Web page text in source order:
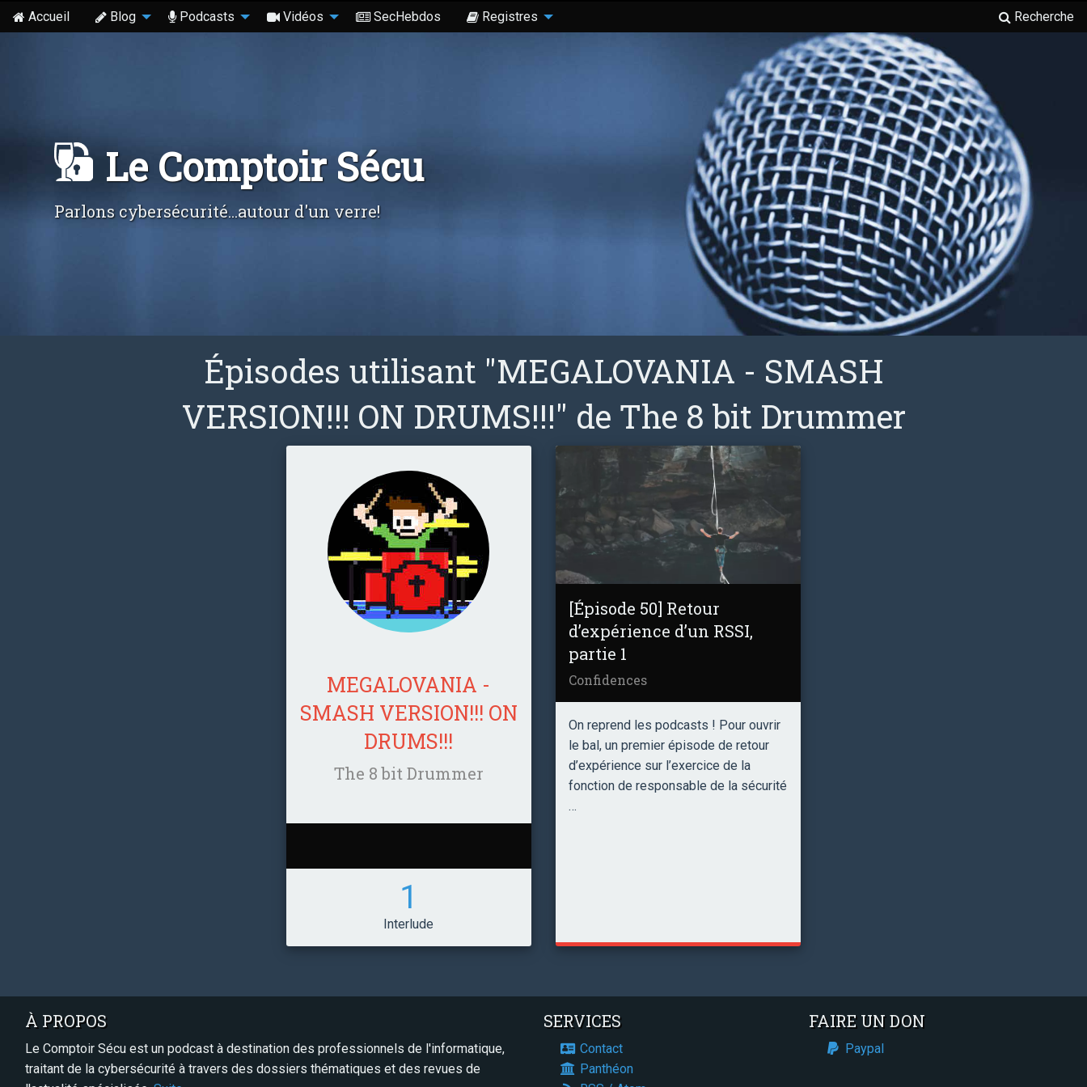
Accueil Blog Podcasts Vidéos SecHebdos Registres Recherche
Le Comptoir Sécu
Parlons cybersécurité...autour d'un verre!
Épisodes utilisant "MEGALOVANIA - SMASH
VERSION!!! ON DRUMS!!!" de The 8 bit Drummer
MEGALOVANIA -
SMASH VERSION!!! ON
DRUMS!!!
The 8 bit Drummer
1
Interlude
[Épisode 50] Retour
d’expérience d’un RSSI,
partie 1
Confidences
On reprend les podcasts ! Pour ouvrir
le bal, un premier épisode de retour
d’expérience sur l’exercice de la
fonction de responsable de la sécurité
…
À PROPOS
Le Comptoir Sécu est un podcast à destination des professionnels de l'informatique,
traitant de la cybersécurité à travers des dossiers thématiques et des revues de
SERVICES
Contact
Panthéon
FAIRE UN DON
Paypal